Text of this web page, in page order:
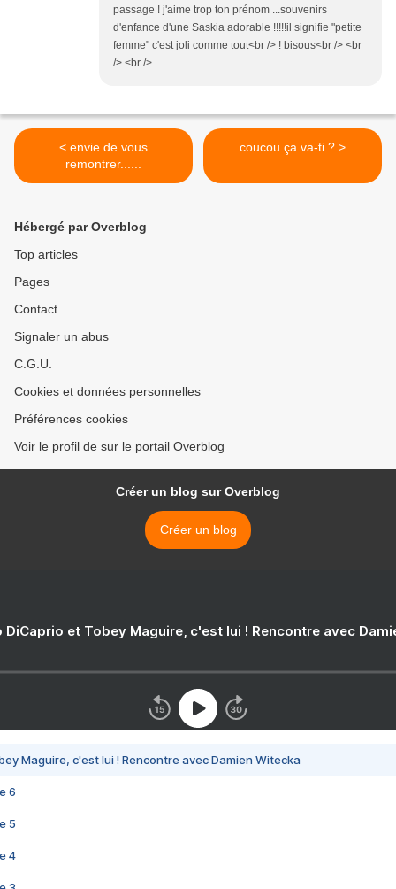
passage ! j'aime trop ton prénom ...souvenirs
d'enfance d'une Saskia adorable !!!!!il signifie "petite
femme" c'est joli comme tout<br /> ! bisous<br /> <br
/> <br />
< envie de vous
remontrer......
coucou ça va-ti ? >
Hébergé par Overblog
Top articles
Pages
Contact
Signaler un abus
C.G.U.
Cookies et données personnelles
Préférences cookies
Voir le profil de sur le portail Overblog
Créer un blog sur Overblog
Créer un blog
DiCaprio et Tobey Maguire, c'est lui ! Rencontre avec
Maguire, c'est lui ! Rencontre avec Damien Witecka
6
5
4